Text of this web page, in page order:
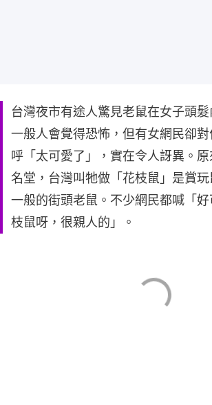
台灣夜市有途人驚見老鼠在女子頭髮
一般人會覺得恐怖，但有女網民卻
呼「太可愛了」，實在令人訝異。
名堂，台灣叫牠做「花枝鼠」是賞
一般的街頭老鼠。不少網民都喊「
枝鼠呀，很親人的」。